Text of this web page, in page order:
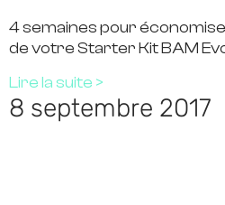
4 semaines pour
de votre Starter Kit BAM Evo
Lire la suite >
8 septembre 2017